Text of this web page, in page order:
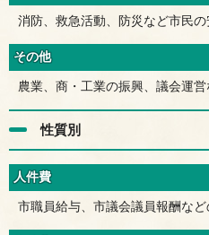
消防、救急活動、防災など市民
その他
農業、商・工業の振興、議会運
性質別
人件費
市職員給与、市議会議員報酬な